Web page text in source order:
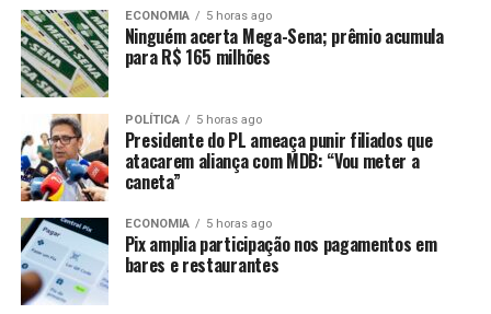
ECONOMIA 5 horas ago
Ninguém acerta Mega-Sena; prêmio acumula
para R$ 165 milhões
POLÍTICA 5 horas ago
Presidente do PL ameaça punir filiados que
atacarem aliança com MDB: “Vou meter a
caneta”
ECONOMIA 5 horas ago
Pix amplia participação nos pagamentos em
bares e restaurantes